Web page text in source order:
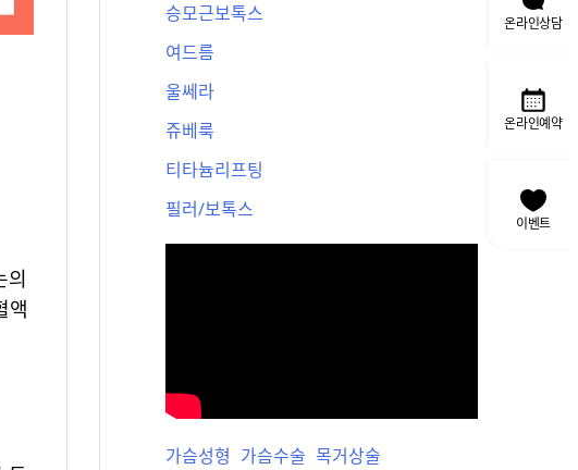
온라인상담
온라인예약
이벤트
의
액
승모근보톡스
여드름
울쎄라
쥬베룩
티타늄리프팅
필러/보톡스
가슴성형 가슴수술 목거상술